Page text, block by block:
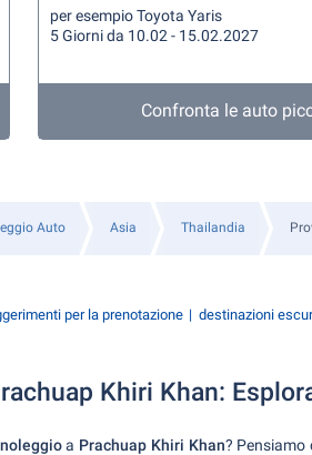
per esempio Toyota Yaris
5 Giorni da 10.02 - 15.02.2027
Confronta le auto
Auto Asia Thailandia
per la prenotazione destinazioni
Khiri Khan:
noleggioa Prachuap Khiri Khan? Pensiamo